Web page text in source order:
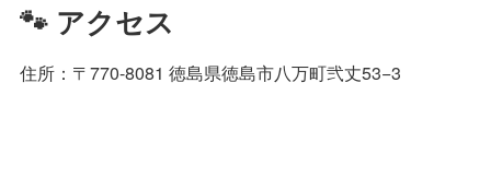
🐾 アクセス
住所：〒770-8081 徳島県徳島市八万町弐丈53−3